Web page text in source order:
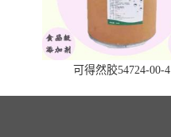
可得然胶54724-00-4